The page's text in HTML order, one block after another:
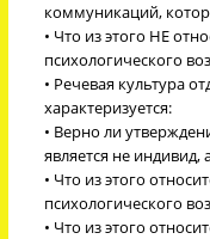
коммуникаций,
• Что из этого НЕ
психологического
• Речевая культура
характеризуется:
• Верно ли
является не индивид,
• Что из этого
психологического
• Что из этого